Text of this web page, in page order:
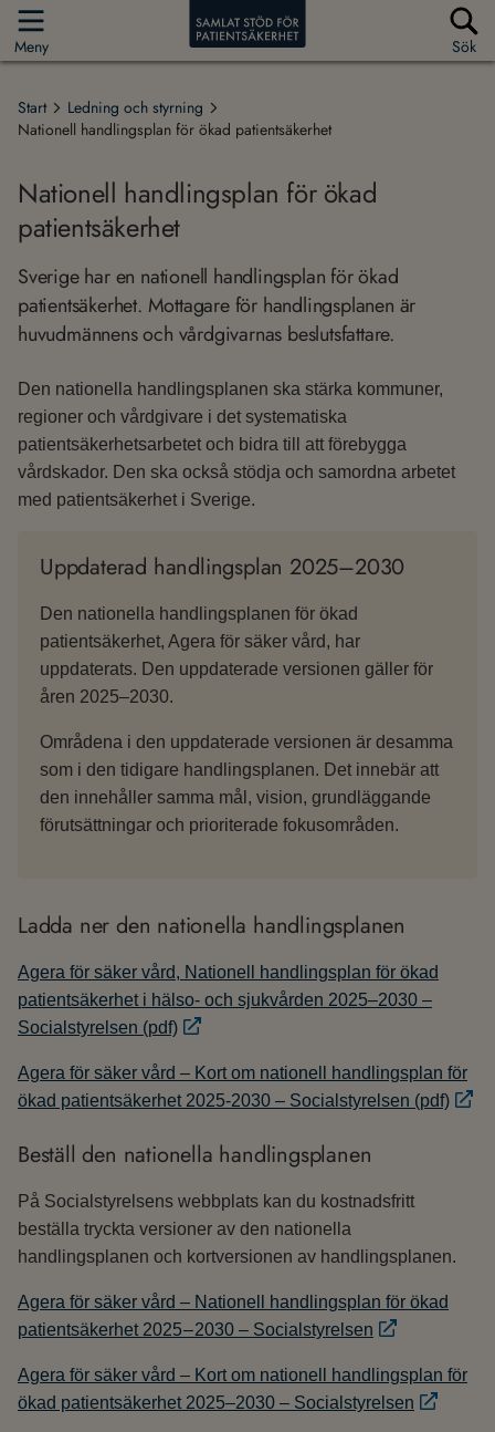
Meny Sök
Start
Ledning och styrning
Nationell handlingsplan för ökad patientsäkerhet
Nationell handlingsplan för ökad
patientsäkerhet
Sverige har en nationell handlingsplan för ökad
patientsäkerhet. Mottagare för handlingsplanen är
huvudmännens och vårdgivarnas beslutsfattare.
Den nationella handlingsplanen ska stärka kommuner,
regioner och vårdgivare i det systematiska
patientsäkerhetsarbetet och bidra till att förebygga
vårdskador. Den ska också stödja och samordna arbetet
med patientsäkerhet i Sverige.
Uppdaterad handlingsplan 2025–2030
Den nationella handlingsplanen för ökad
patientsäkerhet, Agera för säker vård, har
uppdaterats. Den uppdaterade versionen gäller för
åren 2025–2030.
Områdena i den uppdaterade versionen är desamma
som i den tidigare handlingsplanen. Det innebär att
den innehåller samma mål, vision, grundläggande
förutsättningar och prioriterade fokusområden.
Ladda ner den nationella handlingsplanen
Agera för säker vård, Nationell handlingsplan för ökad
patientsäkerhet i hälso- och sjukvården 2025–2030 –
Socialstyrelsen (pdf)
Agera för säker vård – Kort om nationell handlingsplan för
ökad patientsäkerhet 2025-2030 – Socialstyrelsen (pdf)
Beställ den nationella handlingsplanen
På Socialstyrelsens webbplats kan du kostnadsfritt
beställa tryckta versioner av den nationella
handlingsplanen och kortversionen av handlingsplanen.
Agera för säker vård – Nationell handlingsplan för ökad
patientsäkerhet 2025 – 2030 – Socialstyrelsen
Agera för säker vård – Kort om nationell handlingsplan för
ökad patientsäkerhet 2025–2030 – Socialstyrelsen